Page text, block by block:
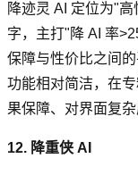
降迹灵 AI 定位为"
字，主打"降 AI 率
保障与性价比之间
功能相对简洁，在
果保障、对界面复
12. 降重侠 AI